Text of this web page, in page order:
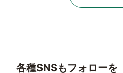
各種SNSもフォローを